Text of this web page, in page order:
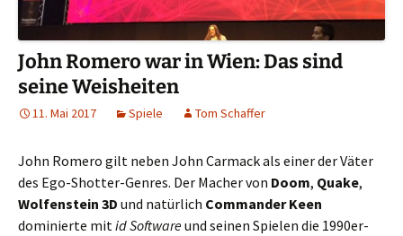
John Romero war in Wien: Das sind
seine Weisheiten
11. Mai 2017 Spiele Tom Schaffer
John Romero gilt neben John Carmack als einer der Väter
des Ego-Shotter-Genres. Der Macher von Doom, Quake,
Wolfenstein 3D und natürlich Commander Keen
dominierte mitid Softwareund seinen Spielen die 1990er-